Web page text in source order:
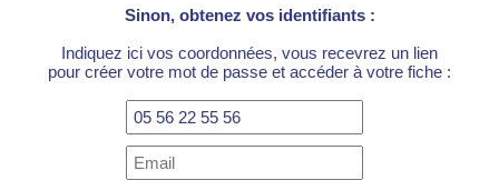
Sinon, obtenez vos identifiants :
Indiquez ici vos coordonnées, vous recevrez un lien
pour créer votre mot de passe et accéder à votre fiche :